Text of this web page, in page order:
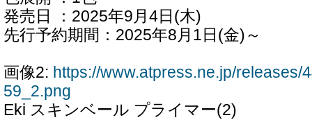
発売日 ：2025年9月4日(木)
先行予約期間：2025年8月1日(金)～
画像2: https://www.atpress.ne.jp/releases/
59_2.png
Eki スキンベール プライマー(2)